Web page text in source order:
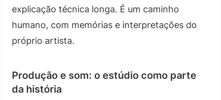
explicação técnica longa. É um caminho
humano, com memórias e interpretações do
próprio artista.
Produção e som: o estúdio como parte
da história